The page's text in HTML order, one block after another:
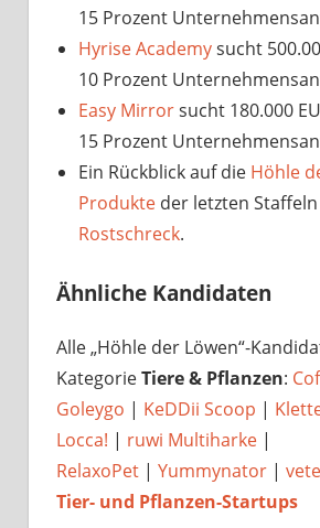
15 Prozent
Hyrise Academysucht
10 Prozent
Easy Mirrorsucht 180.000
15 Prozent
Ein Rückblick auf die Höhle
Produkte der letzten
Rostschreck.
Ähnliche Kandidaten
Alle „Höhle der Löwen“-
KategorieTiere & Pflanzen:
Goleygo | KeDDii Scoop |
Locca! | ruwi Multiharke |
RelaxoPet | Yummynator |
Tier- und Pflanzen-Startups